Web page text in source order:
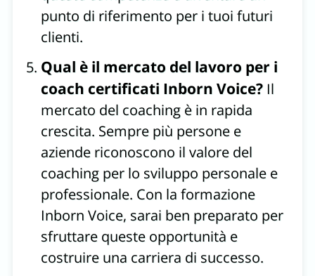
punto di riferimento per i tuoi futuri
clienti.
Qual è il mercato del lavoro per i
coach certificati Inborn Voice? Il
mercato del coaching è in rapida
crescita. Sempre più persone e
aziende riconoscono il valore del
coaching per lo sviluppo personale e
professionale. Con la formazione
Inborn Voice, sarai ben preparato per
sfruttare queste opportunità e
costruire una carriera di successo.